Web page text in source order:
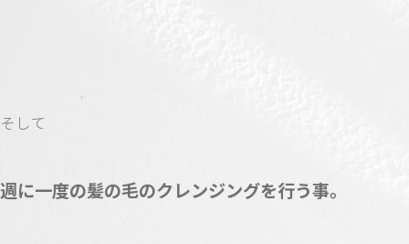
そして
週に一度の髪の毛のクレンジングを行う事。